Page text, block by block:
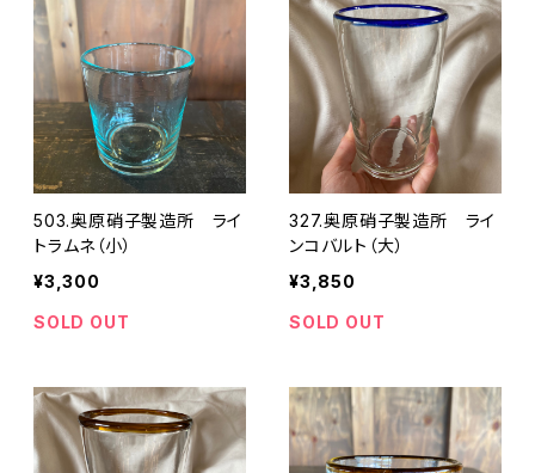
503.奥原硝子製造所 ライ
トラムネ（小）
¥3,300
SOLD OUT
327.奥原硝子製造所 ライ
ンコバルト（大）
¥3,850
SOLD OUT